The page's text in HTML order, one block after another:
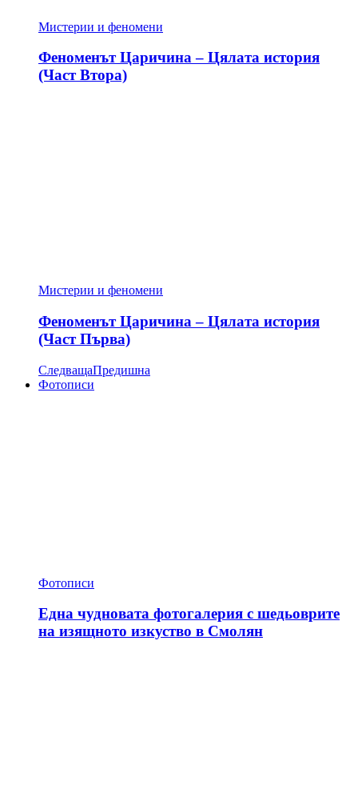
Мистерии и феномени
Феноменът Царичина – Цялата история
(Част Втора)
Мистерии и феномени
Феноменът Царичина – Цялата история
(Част Първа)
СледващаПредишна
Фотописи
Фотописи
Една чудновата фотогалерия с шедьоврите
на изящното изкуство в Смолян